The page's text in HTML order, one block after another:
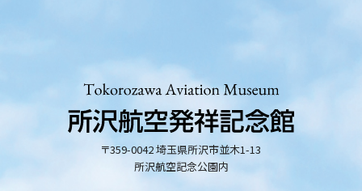
〒359-0042 埼玉県所沢市並木1-13
所沢航空記念公園内